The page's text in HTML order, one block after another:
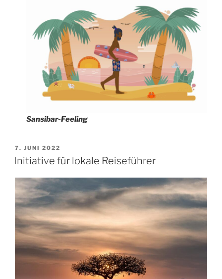
Sansibar-Feeling
VERÖFFENTLICHT
AM
7. JUNI 2022
Initiative für lokale Reiseführer